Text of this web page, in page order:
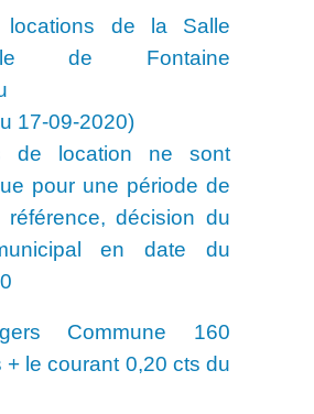
locations de la Salle
de Fontaine
17-09-2020)
de location ne sont
pour une période de
référence, décision du
en date du
Commune 160
+ le courant 0,20 cts du